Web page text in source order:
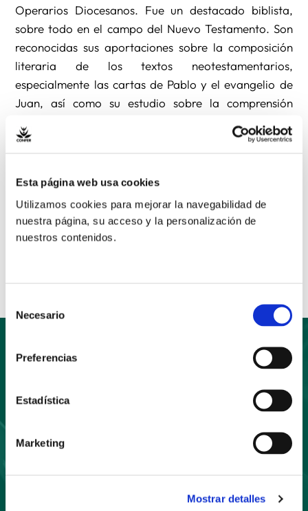
Esta página web usa cookies
Utilizamos cookies para mejorar la navegabilidad de
nuestra página, su acceso y la personalización de
nuestros contenidos.
de Necesario
Preferencias
Estadística
Marketing
Mostrar detalles
Operarios Diocesanos. Fue un destacado biblista,
sobre todo en el campo del Nuevo Testamento. Son
reconocidas sus aportaciones sobre la composición
literaria de los textos neotestamentarios,
especialmente las cartas de Pablo y el evangelio de
Juan, así como su estudio sobre la comprensión
de oración hablará su hermano Marciano,
Anterior Siguiente
a nuestro boletín